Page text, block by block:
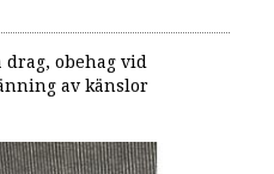
obehag vid
av känslor